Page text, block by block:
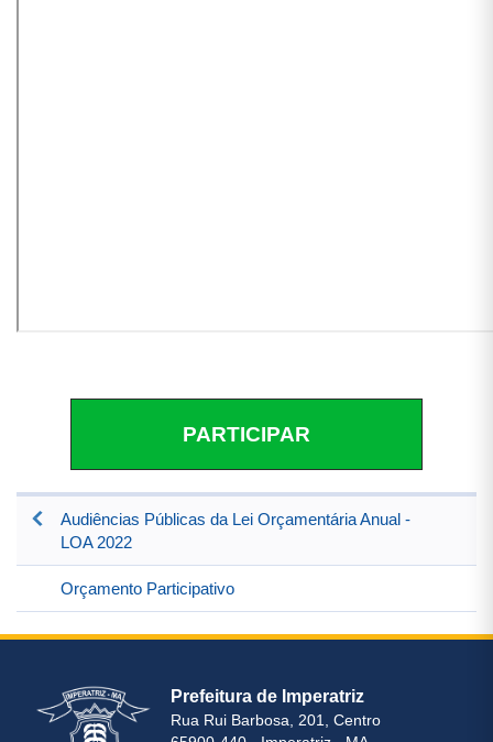
PARTICIPAR
Audiências Públicas da Lei Orçamentária Anual -
LOA 2022
Orçamento Participativo
Prefeitura de Imperatriz
Rua Rui Barbosa, 201, Centro